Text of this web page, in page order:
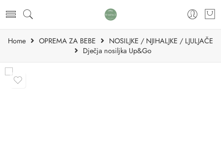
Home OPREMA ZA BEBE
NOSILJKE / NJIHALJKE / LJULJAČE
Dječja nosiljka Up&Go